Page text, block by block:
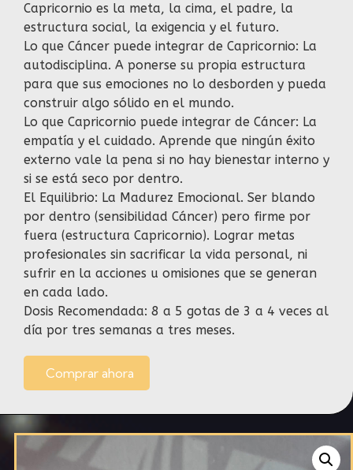
Capricornio es la meta, la cima, el padre, la
estructura social, la exigencia y el futuro.
Lo que Cáncer puede integrar de Capricornio: La
autodisciplina. A ponerse su propia estructura
para que sus emociones no lo desborden y pueda
construir algo sólido en el mundo.
Lo que Capricornio puede integrar de Cáncer: La
empatía y el cuidado. Aprende que ningún éxito
externo vale la pena si no hay bienestar interno y
si se está seco por dentro.
El Equilibrio: La Madurez Emocional. Ser blando
por dentro (sensibilidad Cáncer) pero firme por
fuera (estructura Capricornio). Lograr metas
profesionales sin sacrificar la vida personal, ni
sufrir en la acciones u omisiones que se generan
en cada lado.
Dosis Recomendada: 8 a 5 gotas de 3 a 4 veces al
día por tres semanas a tres meses.
Comprar ahora